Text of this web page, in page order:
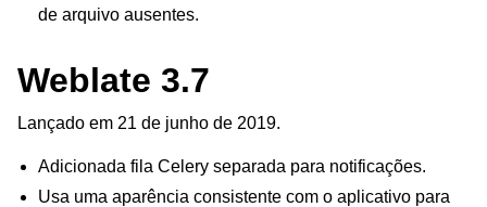
de arquivo ausentes.
Weblate 3.7
Lançado em 21 de junho de 2019.
Adicionada fila Celery separada para notificações.
Usa uma aparência consistente com o aplicativo para